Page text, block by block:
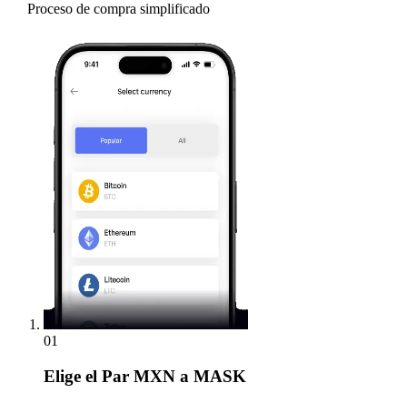
Proceso de compra simplificado
01
Elige el Par MXN a MASK